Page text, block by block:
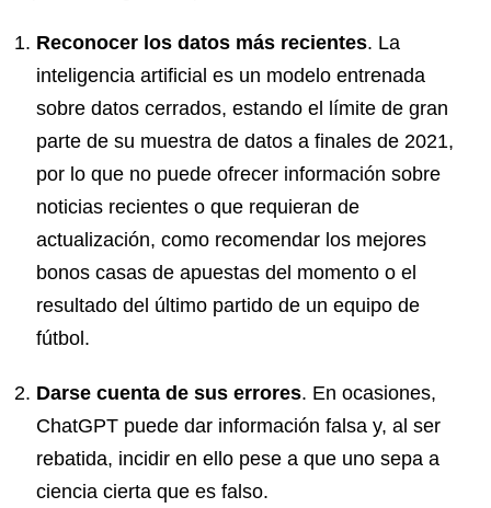
Reconocer los datos más recientes. La
inteligencia artificial es un modelo entrenada
sobre datos cerrados, estando el límite de gran
parte de su muestra de datos a finales de 2021,
por lo que no puede ofrecer información sobre
noticias recientes o que requieran de
actualización, como recomendar los mejores
bonos casas de apuestas del momento o el
resultado del último partido de un equipo de
fútbol.
Darse cuenta de sus errores. En ocasiones,
ChatGPT puede dar información falsa y, al ser
rebatida, incidir en ello pese a que uno sepa a
ciencia cierta que es falso.